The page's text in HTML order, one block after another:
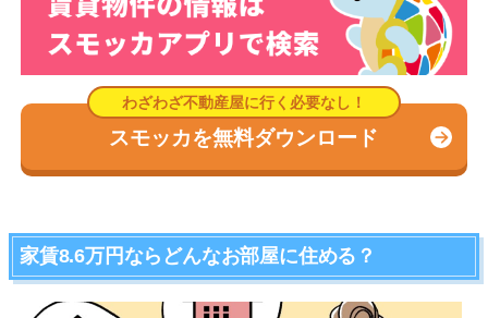
スモッカを無料ダウンロード
家賃8.6万円ならどんなお部屋に住める？